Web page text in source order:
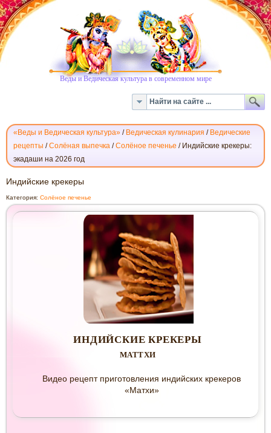
Веды и Ведическая культура в современном мире
«Веды и Ведическая культура» / Ведическая кулинария / Ведические
рецепты /Солёная выпечка /Солёное печенье / Индийские крекеры:
экадаши на 2026 год
ИНДИЙСКИЕ
КРЕКЕРЫ
Индийские крекеры
Категория: Солёное печенье
ИНДИЙСКИЕ КРЕКЕРЫ
МАТТХИ
Видео рецепт приготовления индийских крекеров
«Матхи»